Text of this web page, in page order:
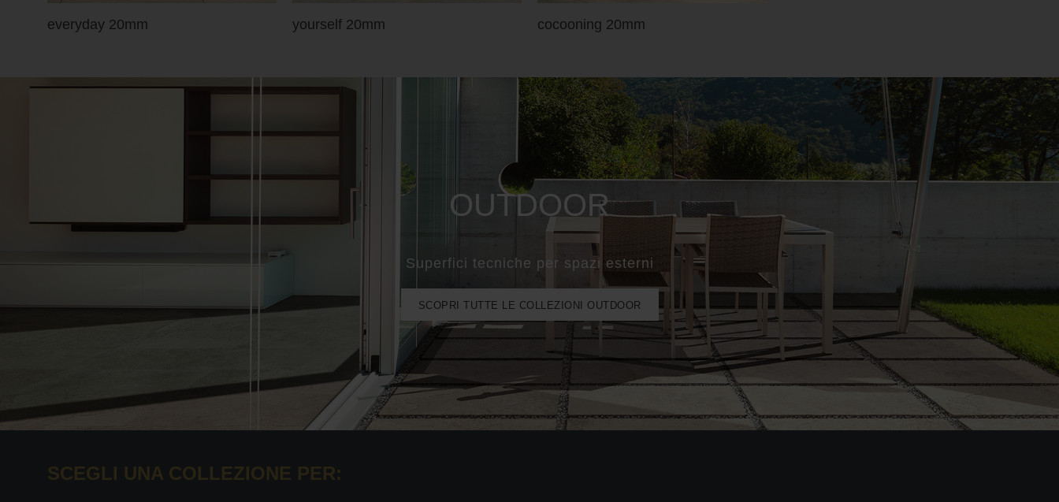
everyday 20mm yourself 20mm cocooning 20mm
OUTDOOR
Superfici tecniche per spazi esterni
SCOPRI TUTTE LE COLLEZIONI OUTDOOR
SCEGLI UNA COLLEZIONE PER: